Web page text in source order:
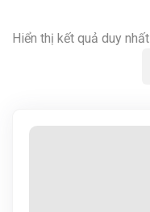
Hiển thị kết quả duy nhất